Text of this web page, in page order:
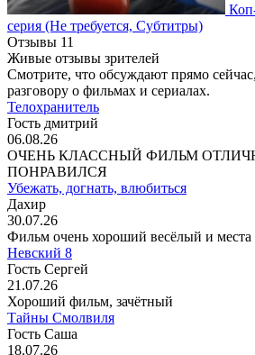
серия (Не требуется, Субтитры)
Отзывы 11
Живые отзывы зрителей
Смотрите, что обсуждают прямо
разговору о фильмах и сериалах.
Телохранитель
Гость дмитрий
06.08.26
ОЧЕНЬ КЛАССНЫЙ ФИЛЬМ
ПОНРАВИЛСЯ
Убежать, догнать, влюбиться
Дахир
30.07.26
Фильм очень хороший весёлый и места
Невский 8
Гость Сергей
21.07.26
Хороший фильм, зачётный
Тайны Смолвиля
Гость Саша
18.07.26